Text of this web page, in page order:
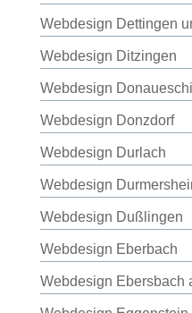
Webdesign Dettingen
Webdesign Ditzingen
Webdesign
Webdesign Donzdorf
Webdesign Durlach
Webdesign
Webdesign Dußlingen
Webdesign Eberbach
Webdesign Ebersbach